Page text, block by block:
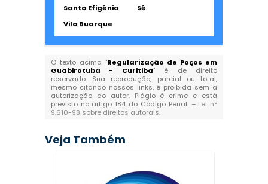
Santa Efigênia
Sé
Vila Buarque
O texto acima "Regularização de Poços em
Guabirotuba - Curitiba" é de direito
reservado. Sua reprodução, parcial ou total,
mesmo citando nossos links, é proibida sem a
autorização do autor. Plágio é crime e está
previsto no artigo 184 do Código Penal. – Lei n°
9.610-98 sobre direitos autorais.
Veja Também